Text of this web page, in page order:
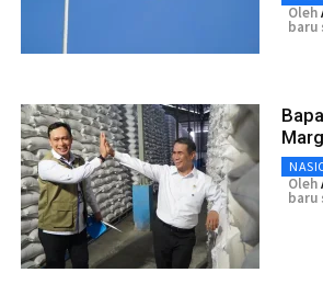
Oleh
baru
Oleh
baru